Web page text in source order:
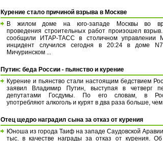
Курение стало причиной взрыва в Москве
В жилом доме на юго-западе Москвы во
проведения строительных работ произошел
сообщили ИТАР-ТАСС в столичном управлении
инцидент случился сегодня в 20:24 в доме
Мичуринском ...
Путин: беда России - пьянство и курение
Курение и пьянство стали настоящим бедствием
заявил Владимир Путин, выступая в четверг
депутатами Госдумы. По его словам, в
употребляют алкоголь и курят в два раза больше, чем
Отец щедро наградил сына за отказ от курения
Юноша из города Таиф на западе Саудовской
тыс. в качестве награды за отказ от курения.